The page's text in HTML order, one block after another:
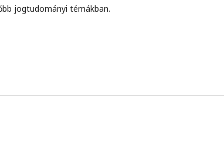
jogtudományi témákban.